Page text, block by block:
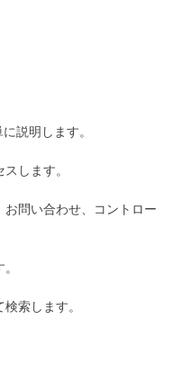
説明します。
します。
お問い合わせ、コントロー
索します。